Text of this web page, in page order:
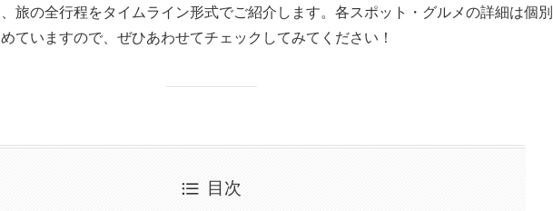
旅の全行程をタイムライン形式でご紹介します。各スポット・グルメの詳細は個別
ていますので、ぜひあわせてチェックしてみてください！
目次